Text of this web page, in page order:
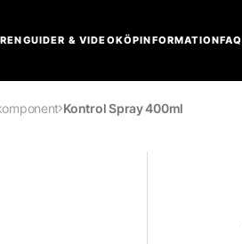
GUIDER & VIDEOKÖPINFORMATIONFAQ
Kontrol Spray 400ml